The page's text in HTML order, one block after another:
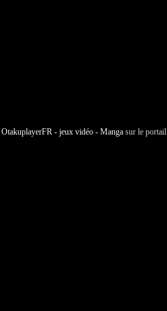
OtakuplayerFR - jeux vidéo - Manga sur le